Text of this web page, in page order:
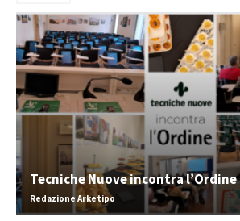
Tecniche Nuove incontra l’Ordine
Redazione Arketipo